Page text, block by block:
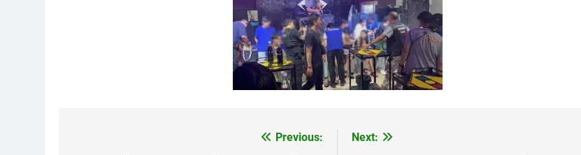
Previous:
Next: